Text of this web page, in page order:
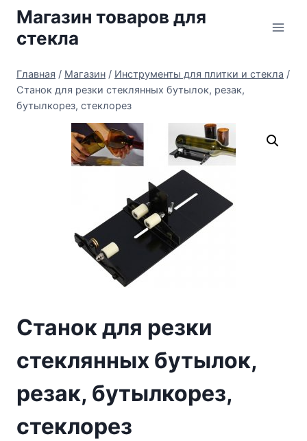
Перейти
содержимому
Магазин товаров для
стекла
Главная / Магазин / Инструменты для плитки и стекла /
Станок для резки стеклянных бутылок, резак,
бутылкорез, стеклорез
Станок для резки
стеклянных бутылок,
резак, бутылкорез,
стеклорез